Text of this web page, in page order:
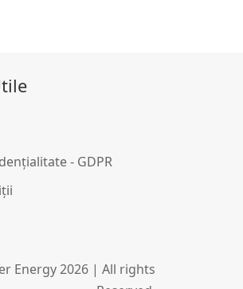
- GDPR
Energy 2026 | All rights